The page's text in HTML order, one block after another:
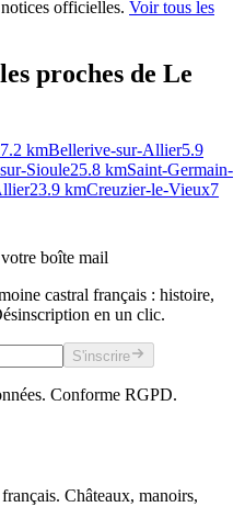
officielles. Voir tous les
proches de Le
kmBellerive-sur-Allier5.9
Sioule25.8 kmSaint-Germain-
23.9 kmCreuzier-le-Vieux7
boîte mail
castral français : histoire,
en un clic.
S'inscrire
Conforme RGPD.
Châteaux, manoirs,